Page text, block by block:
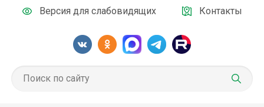
Версия для слабовидящих Контакты